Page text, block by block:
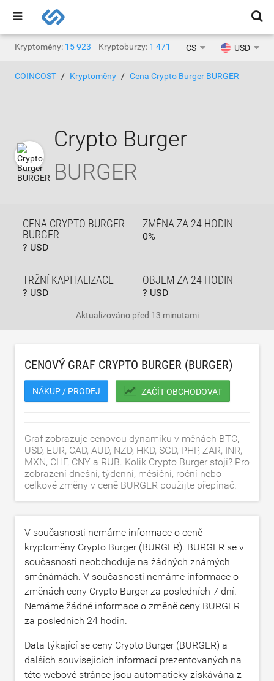
Kryptoměny: 15 923 Kryptoburzy: 1 471 CS USD
COINCOST Kryptoměny Cena Crypto Burger BURGER
Crypto Burger
BURGER
CENA CRYPTO BURGER
BURGER
? USD
ZMĚNA ZA 24 HODIN
0%
TRŽNÍ KAPITALIZACE
? USD
OBJEM ZA 24 HODIN
? USD
Aktualizováno před 13 minutami
CENOVÝ GRAF CRYPTO BURGER (BURGER)
NÁKUP / PRODEJ ZAČÍT OBCHODOVAT
Graf zobrazuje cenovou dynamiku v měnách BTC,
USD, EUR, CAD, AUD, NZD, HKD, SGD, PHP, ZAR, INR,
MXN, CHF, CNY a RUB. Kolik Crypto Burger stojí? Pro
zobrazení dnešní, týdenní, měsíční, roční nebo
celkové změny v ceně BURGER použijte přepínač.
V současnosti nemáme informace o ceně
kryptoměny Crypto Burger (BURGER). BURGER se v
současnosti neobchoduje na žádných známých
směnárnách. V současnosti nemáme informace o
změnách ceny Crypto Burger za posledních 7 dní.
Nemáme žádné informace o změně ceny BURGER
za posledních 24 hodin.
Data týkající se ceny Crypto Burger (BURGER) a
dalších souvisejících informací prezentovaných na
této webové stránce jsou automaticky získávána z